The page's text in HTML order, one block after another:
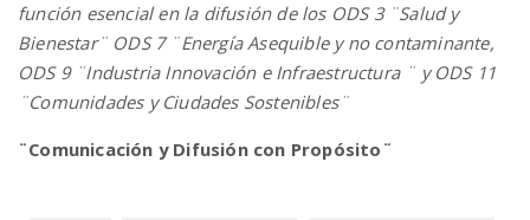
función esencial en la difusión de los ODS 3 ¨Salud y
Bienestar¨ ODS 7 ¨Energía Asequible y no contaminante,
ODS 9 ¨Industria Innovación e Infraestructura ¨ y ODS 11
¨Comunidades y Ciudades Sostenibles¨
¨Comunicación y Difusión con Propósito¨